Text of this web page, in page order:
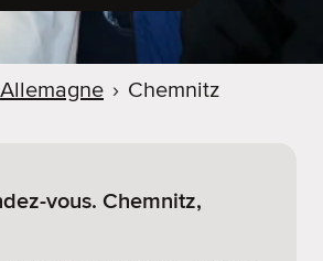
Allemagne › Chemnitz
vous. Chemnitz,